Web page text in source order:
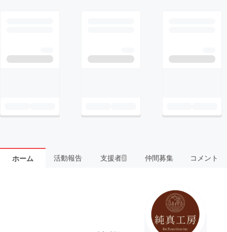
ホーム 活動報告 支援者2 仲間募集 コメント